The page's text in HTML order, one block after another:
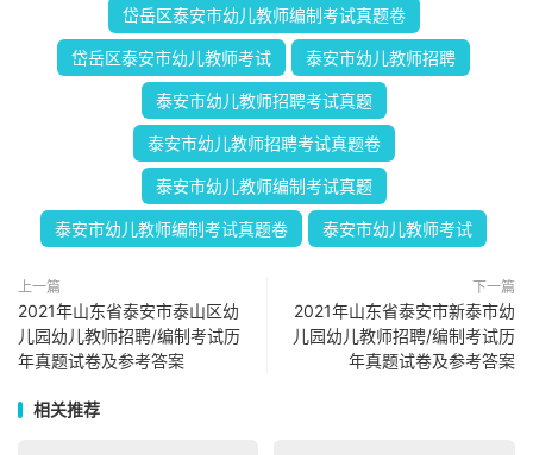
岱岳区泰安市幼儿教师编制考试真题卷
岱岳区泰安市幼儿教师考试 泰安市幼儿教师招聘
泰安市幼儿教师招聘考试真题
泰安市幼儿教师招聘考试真题卷
泰安市幼儿教师编制考试真题
泰安市幼儿教师编制考试真题卷 泰安市幼儿教师考试
上一篇
2021年山东省泰安市泰山区幼
儿园幼儿教师招聘/编制考试历
年真题试卷及参考答案
下一篇
2021年山东省泰安市新泰市幼
儿园幼儿教师招聘/编制考试历
年真题试卷及参考答案
相关推荐